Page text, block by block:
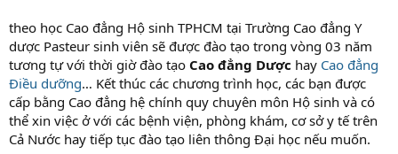
theo học Cao đẳng Hộ sinh TPHCM tại Trường Cao đẳng Y
dược Pasteur sinh viên sẽ được đào tạo trong vòng 03 năm
tương tự với thời giờ đào tạo Cao đẳng Dược hay Cao đẳng
Điều dưỡng… Kết thúc các chương trình học, các bạn được
cấp bằng Cao đẳng hệ chính quy chuyên môn Hộ sinh và có
thể xin việc ở với các bệnh viện, phòng khám, cơ sở y tế trên
Cả Nước hay tiếp tục đào tạo liên thông Đại học nếu muốn.